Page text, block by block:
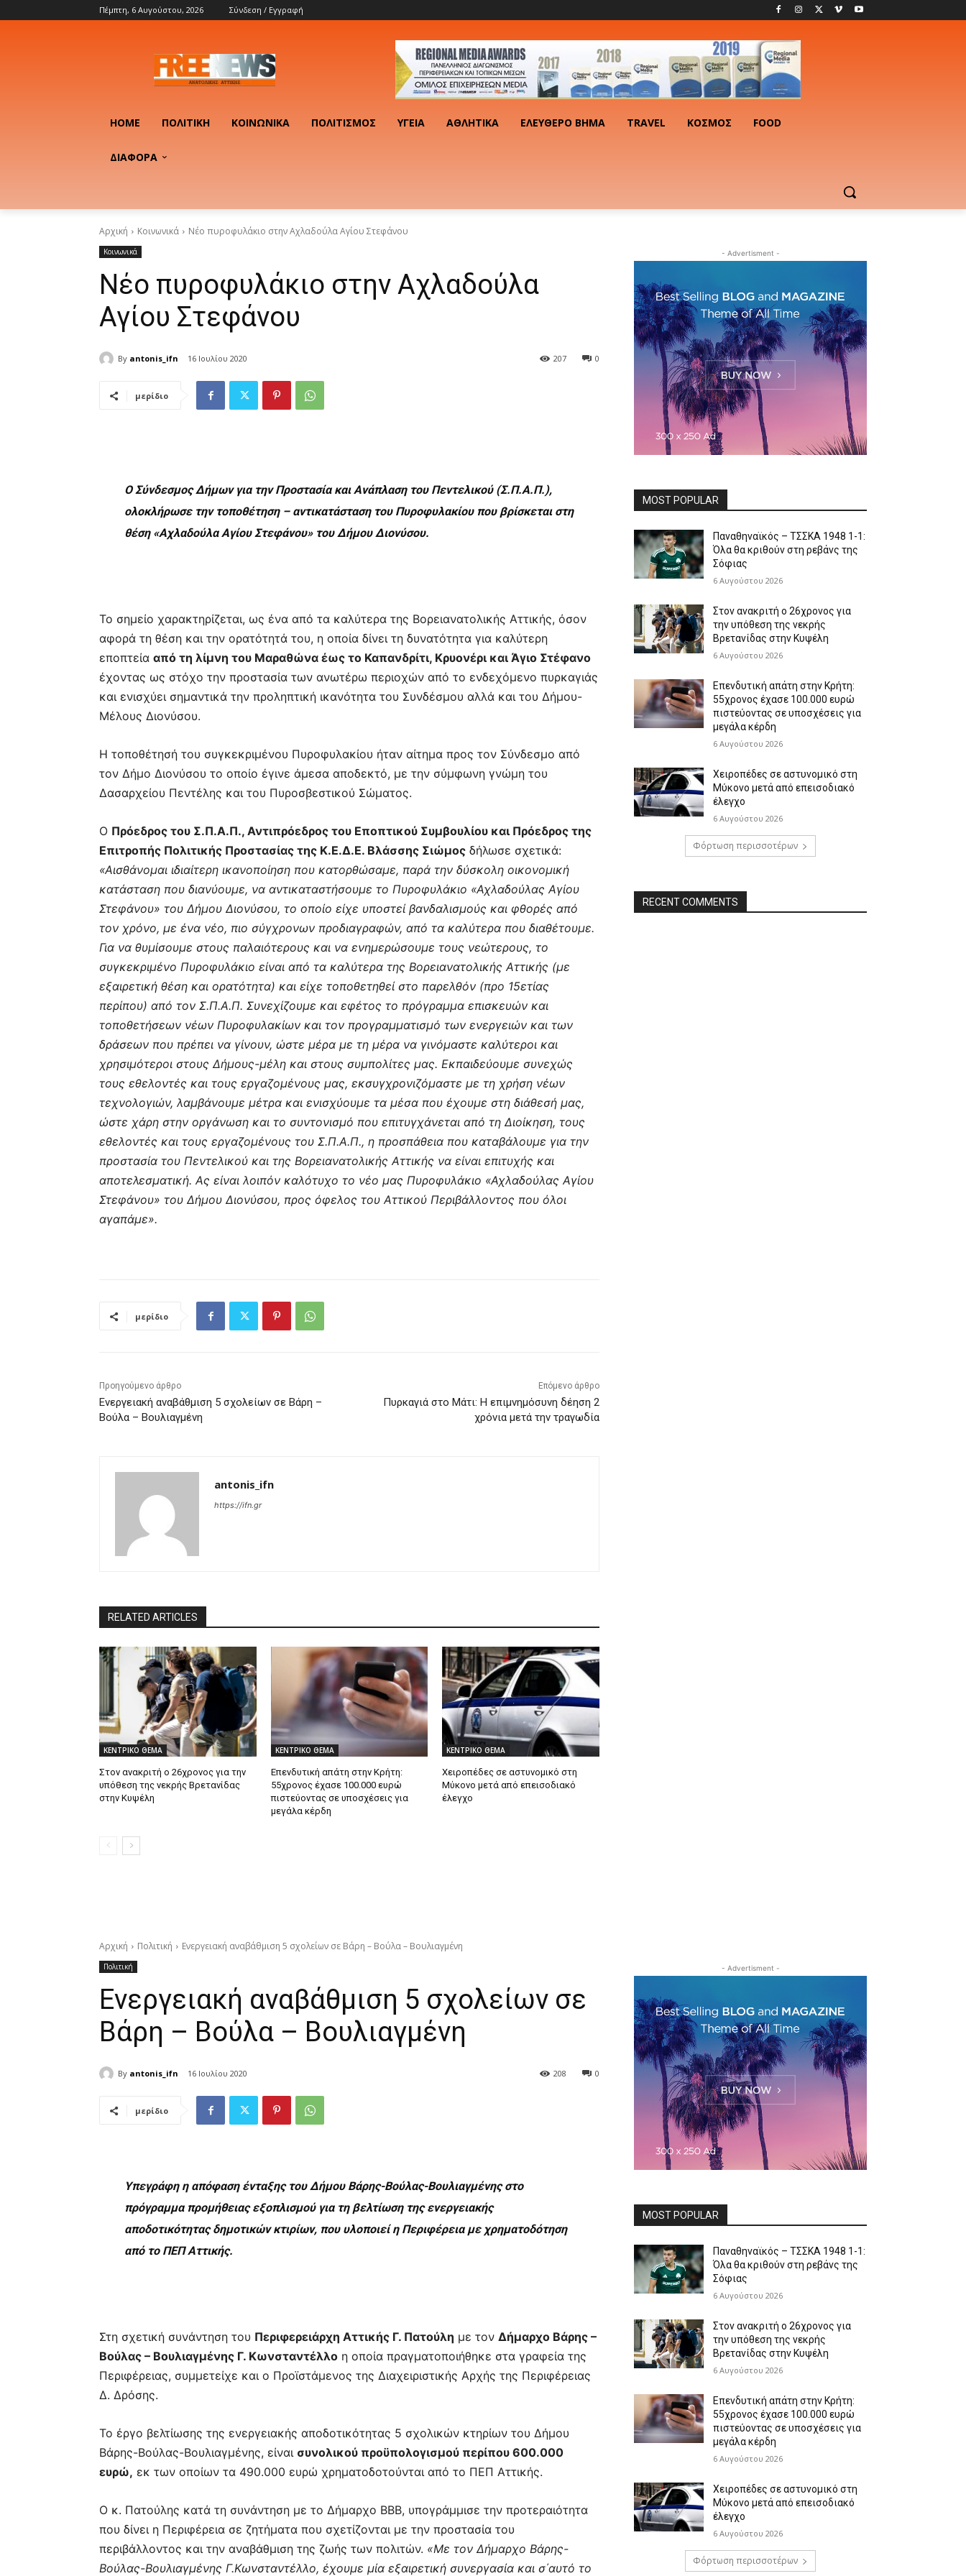
Πέμπτη, 6 Αυγούστου, 2026 Σύνδεση / Εγγραφή
HOME ΠΟΛΙΤΙΚΉ ΚΟΙΝΩΝΙΚΆ ΠΟΛΙΤΙΣΜΌΣ ΥΓΕΊΑ ΑΘΛΗΤΙΚΆ ΕΛΕΎΘΕΡΟ ΒΉΜΑ TRAVEL ΚΟΣΜΟΣ FOOD
ΔΙΑΦΟΡΑ
Αρχική Κοινωνικά Νέο πυροφυλάκιο στην Αχλαδούλα Αγίου Στεφάνου
Κοινωνικά
Νέο πυροφυλάκιο στην Αχλαδούλα
Αγίου Στεφάνου
By antonis_ifn 16 Ιουλίου 2020 0
207
μερίδιο
Ο Σύνδεσμος Δήμων για την Προστασία και Ανάπλαση του Πεντελικού (Σ.Π.Α.Π.),
ολοκλήρωσε την τοποθέτηση – αντικατάσταση του Πυροφυλακίου που βρίσκεται στη
θέση «Αχλαδούλα Αγίου Στεφάνου» του Δήμου Διονύσου.
Το σημείο χαρακτηρίζεται, ως ένα από τα καλύτερα της Βορειανατολικής Αττικής, όσον
αφορά τη θέση και την ορατότητά του, η οποία δίνει τη δυνατότητα για καλύτερη
εποπτεία από τη λίμνη του Μαραθώνα έως το Καπανδρίτι, Κρυονέρι και Άγιο Στέφανο
έχοντας ως στόχο την προστασία των ανωτέρω περιοχών από το ενδεχόμενο πυρκαγιάς
και ενισχύει σημαντικά την προληπτική ικανότητα του Συνδέσμου αλλά και του Δήμου-
Μέλους Διονύσου.
Η τοποθέτησή του συγκεκριμένου Πυροφυλακίου ήταν αίτημα προς τον Σύνδεσμο από
τον Δήμο Διονύσου το οποίο έγινε άμεσα αποδεκτό, με την σύμφωνη γνώμη του
Δασαρχείου Πεντέλης και του Πυροσβεστικού Σώματος.
Ο Πρόεδρος του Σ.Π.Α.Π., Αντιπρόεδρος του Εποπτικού Συμβουλίου και Πρόεδρος της
Επιτροπής Πολιτικής Προστασίας της Κ.Ε.Δ.Ε. Βλάσσης Σιώμος δήλωσε σχετικά:
«Αισθάνομαι ιδιαίτερη ικανοποίηση που κατορθώσαμε, παρά την δύσκολη οικονομική
κατάσταση που διανύουμε, να αντικαταστήσουμε το Πυροφυλάκιο «Αχλαδούλας Αγίου
Στεφάνου» του Δήμου Διονύσου, το οποίο είχε υποστεί βανδαλισμούς και φθορές από
τον χρόνο, με ένα νέο, πιο σύγχρονων προδιαγραφών, από τα καλύτερα που διαθέτουμε.
Για να θυμίσουμε στους παλαιότερους και να ενημερώσουμε τους νεώτερους, το
συγκεκριμένο Πυροφυλάκιο είναι από τα καλύτερα της Βορειανατολικής Αττικής (με
εξαιρετική θέση και ορατότητα) και είχε τοποθετηθεί στο παρελθόν (προ 15ετίας
περίπου) από τον Σ.Π.Α.Π. Συνεχίζουμε και εφέτος το πρόγραμμα επισκευών και
τοποθετήσεων νέων Πυροφυλακίων και τον προγραμματισμό των ενεργειών και των
δράσεων που πρέπει να γίνουν, ώστε μέρα με τη μέρα να γινόμαστε καλύτεροι και
χρησιμότεροι στους Δήμους-μέλη και στους συμπολίτες μας. Εκπαιδεύουμε συνεχώς
τους εθελοντές και τους εργαζομένους μας, εκσυγχρονιζόμαστε με τη χρήση νέων
τεχνολογιών, λαμβάνουμε μέτρα και ενισχύουμε τα μέσα που έχουμε στη διάθεσή μας,
ώστε χάρη στην οργάνωση και το συντονισμό που επιτυγχάνεται από τη Διοίκηση, τους
εθελοντές και τους εργαζομένους του Σ.Π.Α.Π., η προσπάθεια που καταβάλουμε για την
προστασία του Πεντελικού και της Βορειανατολικής Αττικής να είναι επιτυχής και
αποτελεσματική. Ας είναι λοιπόν καλότυχο το νέο μας Πυροφυλάκιο «Αχλαδούλας Αγίου
Στεφάνου» του Δήμου Διονύσου, προς όφελος του Αττικού Περιβάλλοντος που όλοι
αγαπάμε».
μερίδιο
Προηγούμενο άρθρο
Ενεργειακή αναβάθμιση 5 σχολείων σε Βάρη –
Βούλα – Βουλιαγμένη
Επόμενο άρθρο
Πυρκαγιά στο Μάτι: Η επιμνημόσυνη δέηση 2
χρόνια μετά την τραγωδία
antonis_ifn
https://ifn.gr
RELATED ARTICLES
ΚΕΝΤΡΙΚΟ ΘΕΜΑ
Στον ανακριτή ο 26χρονος για την
υπόθεση της νεκρής Βρετανίδας
στην Κυψέλη
ΚΕΝΤΡΙΚΟ ΘΕΜΑ
Επενδυτική απάτη στην Κρήτη:
55χρονος έχασε 100.000 ευρώ
πιστεύοντας σε υποσχέσεις για
μεγάλα κέρδη
ΚΕΝΤΡΙΚΟ ΘΕΜΑ
Χειροπέδες σε αστυνομικό στη
Μύκονο μετά από επεισοδιακό
έλεγχο
- Advertisment -
MOST POPULAR
Παναθηναϊκός – ΤΣΣΚΑ 1948 1-1:
Όλα θα κριθούν στη ρεβάνς της
Σόφιας
6 Αυγούστου 2026
Στον ανακριτή ο 26χρονος για
την υπόθεση της νεκρής
Βρετανίδας στην Κυψέλη
6 Αυγούστου 2026
Επενδυτική απάτη στην Κρήτη:
55χρονος έχασε 100.000 ευρώ
πιστεύοντας σε υποσχέσεις για
μεγάλα κέρδη
6 Αυγούστου 2026
Χειροπέδες σε αστυνομικό στη
Μύκονο μετά από επεισοδιακό
έλεγχο
6 Αυγούστου 2026
Φόρτωση περισσοτέρων
RECENT COMMENTS